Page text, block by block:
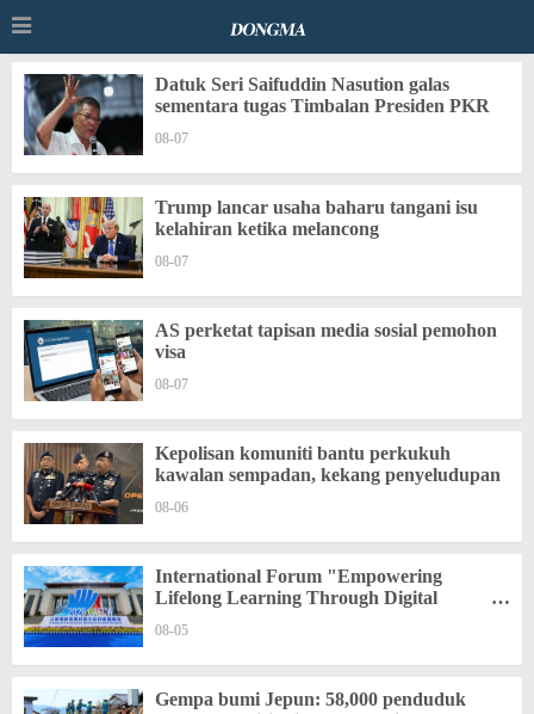
Datuk Seri Saifuddin Nasution galas
sementara tugas Timbalan Presiden PKR
08-07
Trump lancar usaha baharu tangani isu
kelahiran ketika melancong
08-07
AS perketat tapisan media sosial pemohon
visa
08-07
Kepolisan komuniti bantu perkukuh
kawalan sempadan, kekang penyeludupan
08-06
International Forum "Empowering
Lifelong Learning Through Digital
Human Lifelong Learning" Convenes
08-05
Gempa bumi Jepun: 58,000 penduduk